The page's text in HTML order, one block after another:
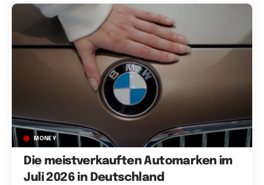
MONEY
Die meistverkauften Automarken im
Juli 2026 in Deutschland